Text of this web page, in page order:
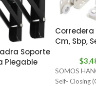
Soporte
Plegable
Corredera
Cm, Sbp,
$
SOMOS
Self- Closing